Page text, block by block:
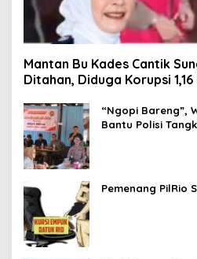
Mantan Bu Kades Cantik
Ditahan, Diduga Korupsi
“Ngopi Bareng”,
Bantu Polisi
Pemenang PilRio